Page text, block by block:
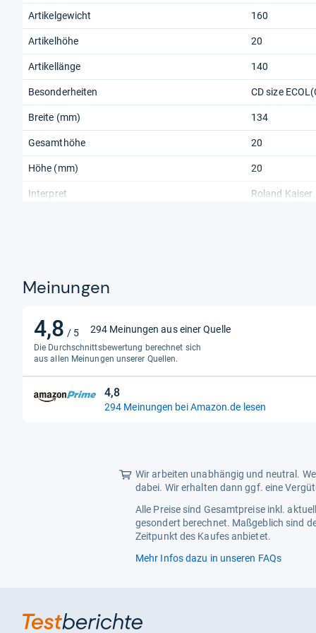
Artikelgewicht 160
Artikelhöhe 20
Artikellänge 140
Besonderheiten CD size
Breite (mm) 134
Gesamthöhe 20
Höhe (mm) 20
Interpret Roland Kaiser
Meinungen
4,8 / 5
4,8
von
5
Sternen
294 Meinungen aus einer Quelle
Die Durchschnittsbewertung berechnet sich
aus allen Meinungen unserer Quellen.
4,8
4,8
von
294 Meinungen bei Amazon.de lesen
Wir arbeiten unabhängig und neutral.
dabei. Wir erhalten dann ggf. eine
Alle Preise sind Gesamtpreise inkl.
gesondert berechnet. Maßgeblich sind
Zeitpunkt des Kaufes anbietet.
Mehr Infos dazu in unseren FAQs